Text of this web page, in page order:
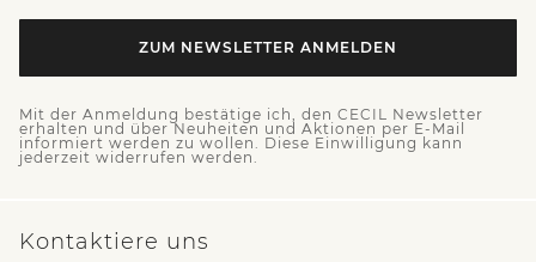
ZUM NEWSLETTER ANMELDEN
Mit der Anmeldung bestätige ich, den CECIL Newsletter
erhalten und über Neuheiten und Aktionen per E-Mail
informiert werden zu wollen. Diese Einwilligung kann
jederzeit widerrufen werden.
Kontaktiere uns